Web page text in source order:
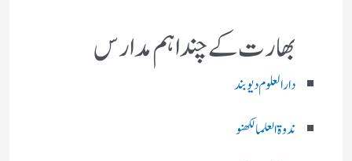
بھارت کے چند اہم مدارس
دارالعلوم دیوبند
ندوۃالعلما لکھنو